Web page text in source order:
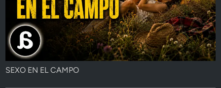
SEXO EN EL CAMPO